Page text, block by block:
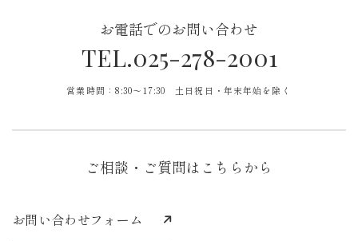
お電話でのお問い合わせ
TEL.025-278-2001
営業時間：8:30〜17:30 土日祝日・年末年始を除く
ご相談・ご質問はこちらから
お問い合わせフォーム